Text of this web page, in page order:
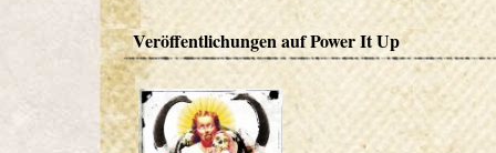
Veröffentlichungen auf Power It Up